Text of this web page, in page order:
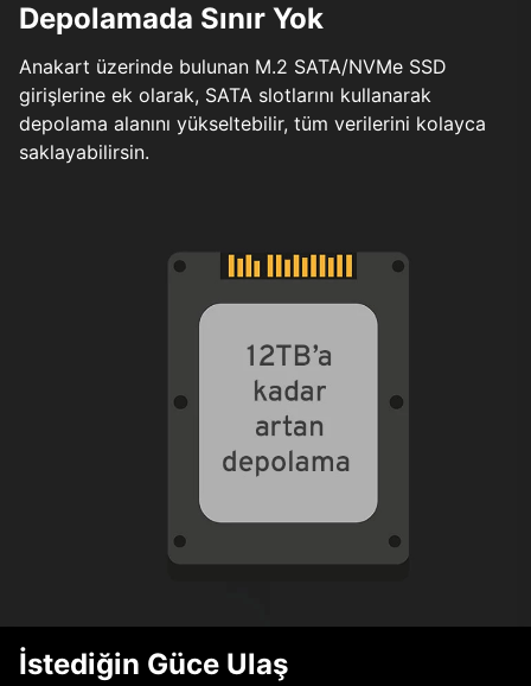
Depolamada Sınır Yok
Anakart üzerinde bulunan M.2 SATA/NVMe SSD
girişlerine ek olarak, SATA slotlarını kullanarak
depolama alanını yükseltebilir, tüm verilerini kolayca
saklayabilirsin.
İstediğin Güce Ulaş